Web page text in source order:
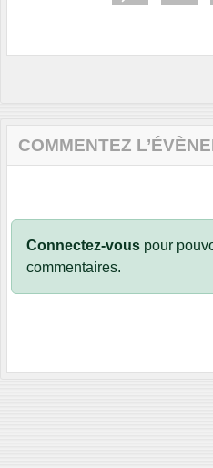
COMMENTEZ
Connectez-vous pour
commentaires.